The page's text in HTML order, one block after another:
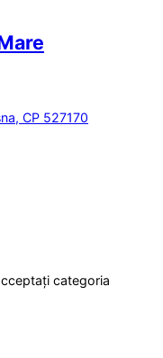
CP 527170
categoria